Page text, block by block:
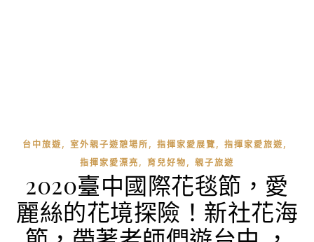
台中旅遊, 室外親子遊憩場所, 指揮家愛展覽, 指揮家愛旅遊,
指揮家愛漂亮, 育兒好物, 親子旅遊
2020臺中國際花毯節，愛
麗絲的花境探險！新社花海